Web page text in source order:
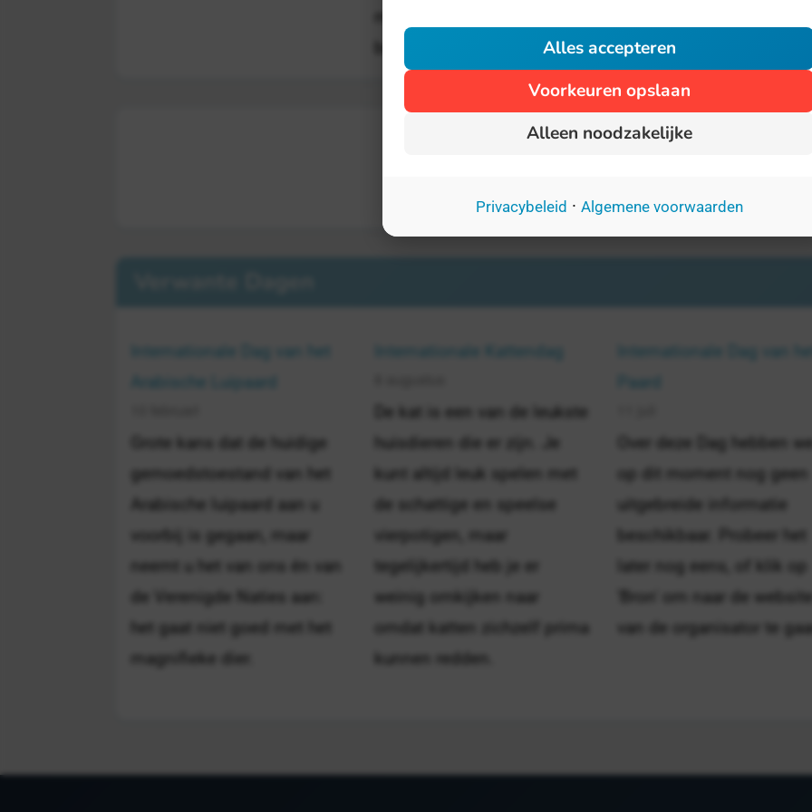
Internationale Dag van het
Arabische Luipaard
Grote kans dat de huidige
gemoedstoestand van het
Arabische luipaard aan u
voorbij is gegaan, maar
neemt u het van ons én van
de Verenigde Naties aan:
het gaat niet goed met het
magnifieke dier.
Internationale Kattendag
De kat is een van de leukste
huisdieren die er zijn. Je
kunt altijd leuk spelen met
de schattige en speelse
vierpotigen, maar
tegelijkertijd heb je er
weinig omkijken naar
omdat katten zichzelf prima
kunnen redden.
Internationale Dag van
Paard
Over deze Dag hebben
op dit moment nog geen
uitgebreide informatie
beschikbaar. Probeer het
later nog eens, of klik op
'Bron' om naar de
van de organisator te
Alles accepteren
Voorkeuren opslaan
Alleen noodzakelijke
Privacybeleid · Algemene voorwaarden